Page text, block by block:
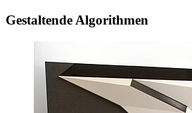
Gestaltende Algorithmen